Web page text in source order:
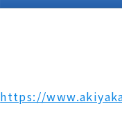
https://